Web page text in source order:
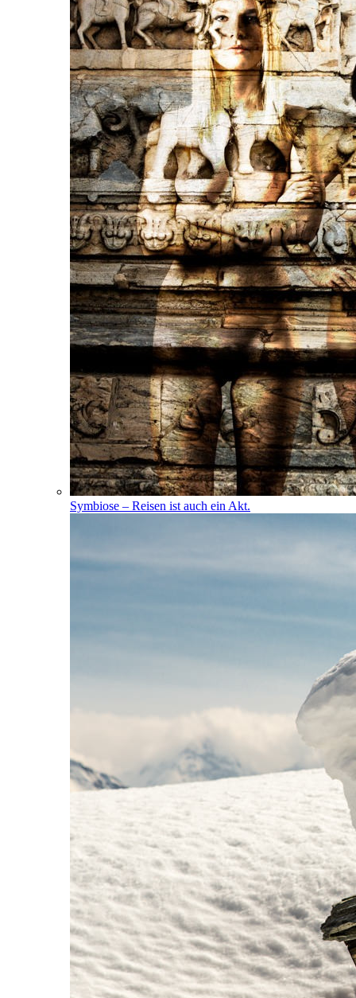
Symbiose – Reisen ist auch ein Akt.